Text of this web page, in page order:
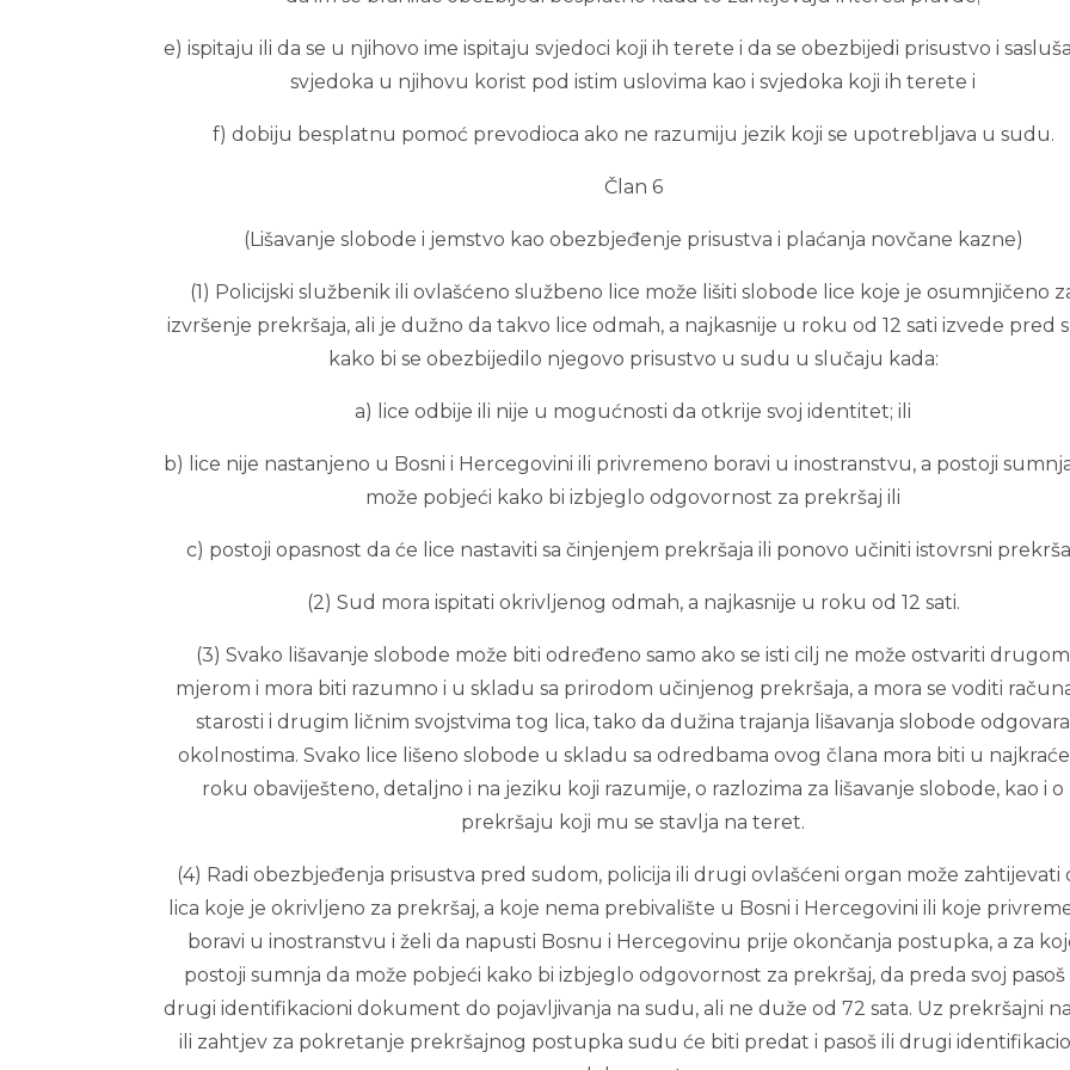
e) ispitaju ili da se u njihovo ime ispitaju svjedoci koji ih terete i da se obezbijedi prisustvo i
svjedoka u njihovu korist pod istim uslovima kao i svjedoka koji ih terete i
f) dobiju besplatnu pomoć prevodioca ako ne razumiju jezik koji se upotrebljava u sudu.
Član 6
(Lišavanje slobode i jemstvo kao obezbjeđenje prisustva i plaćanja novčane kazne)
(1) Policijski službenik ili ovlašćeno službeno lice može lišiti slobode lice koje je osumnjičeno
izvršenje prekršaja, ali je dužno da takvo lice odmah, a najkasnije u roku od 12 sati izvede pred
kako bi se obezbijedilo njegovo prisustvo u sudu u slučaju kada:
a) lice odbije ili nije u mogućnosti da otkrije svoj identitet; ili
b) lice nije nastanjeno u Bosni i Hercegovini ili privremeno boravi u inostranstvu, a postoji
može pobjeći kako bi izbjeglo odgovornost za prekršaj ili
c) postoji opasnost da će lice nastaviti sa činjenjem prekršaja ili ponovo učiniti istovrsni
(2) Sud mora ispitati okrivljenog odmah, a najkasnije u roku od 12 sati.
(3) Svako lišavanje slobode može biti određeno samo ako se isti cilj ne može ostvariti drugom
mjerom i mora biti razumno i u skladu sa prirodom učinjenog prekršaja, a mora se voditi
starosti i drugim ličnim svojstvima tog lica, tako da dužina trajanja lišavanja slobode odgovara
okolnostima. Svako lice lišeno slobode u skladu sa odredbama ovog člana mora biti u
roku obaviješteno, detaljno i na jeziku koji razumije, o razlozima za lišavanje slobode, kao i o
prekršaju koji mu se stavlja na teret.
(4) Radi obezbjeđenja prisustva pred sudom, policija ili drugi ovlašćeni organ može zahtijevati
lica koje je okrivljeno za prekršaj, a koje nema prebivalište u Bosni i Hercegovini ili koje
boravi u inostranstvu i želi da napusti Bosnu i Hercegovinu prije okončanja postupka, a za
postoji sumnja da može pobjeći kako bi izbjeglo odgovornost za prekršaj, da preda svoj pasoš
drugi identifikacioni dokument do pojavljivanja na sudu, ali ne duže od 72 sata. Uz prekršajni
ili zahtjev za pokretanje prekršajnog postupka sudu će biti predat i pasoš ili drugi